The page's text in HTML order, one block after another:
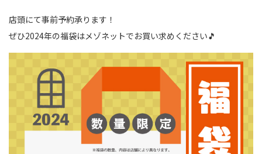
店頭にて事前予約承ります！
ぜひ2024年の福袋はメゾネットでお買い求めください🎵